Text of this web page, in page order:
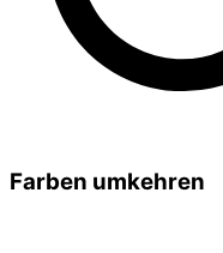
Farben umkehren